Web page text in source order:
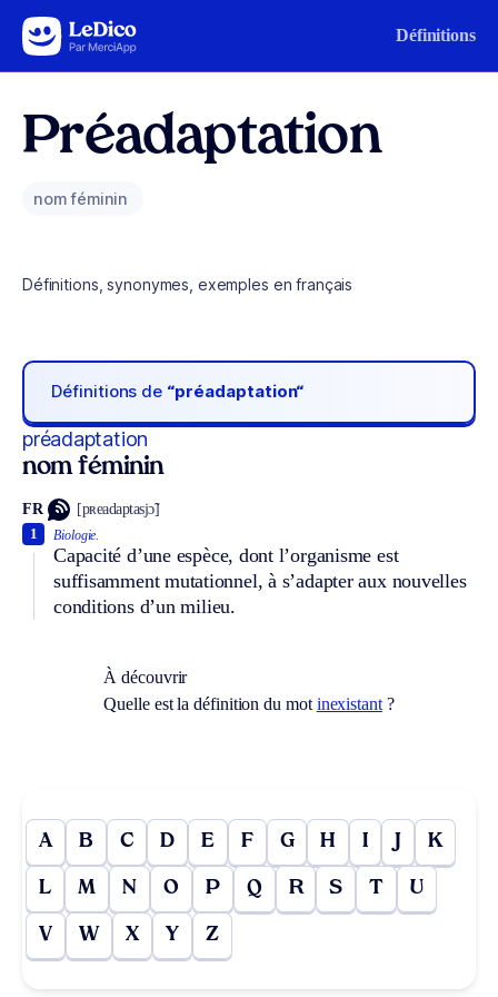
Aller au contenu Définitions
Préadaptation
nom féminin
Définitions, synonymes, exemples en français
Définitions de “préadaptation“
préadaptation
nom féminin
FR [pʀeadaptasjɔ̃]
Biologie.
Capacité d’une espèce, dont l’organisme est
suffisamment mutationnel, à s’adapter aux nouvelles
conditions d’un milieu.
1
À découvrir
Quelle est la définition du mot inexistant?
A B C D E F G H I J K
L M N O P Q R S T U
V W X Y Z